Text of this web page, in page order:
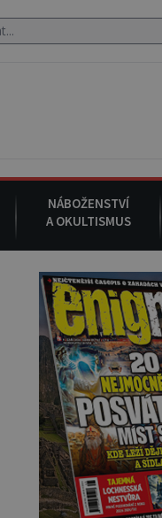
při němž umírá i
NÁBOŽENSTVÍ
A OKULTISMUS